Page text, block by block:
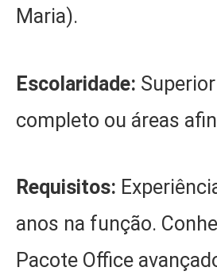
Maria).
Escolaridade:
completo ou áreas
Requisitos:
anos na função.
Pacote Office